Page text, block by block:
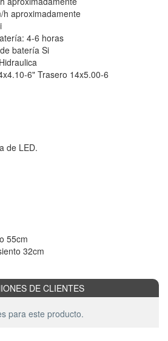
h aproximadamente
4-6 horas
batería Si
6" Trasero 14x5.00-6
de LED.
55cm
32cm
DE CLIENTES
para este producto.